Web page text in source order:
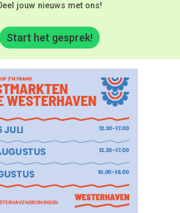
jouw nieuws met ons!
Start het gesprek!